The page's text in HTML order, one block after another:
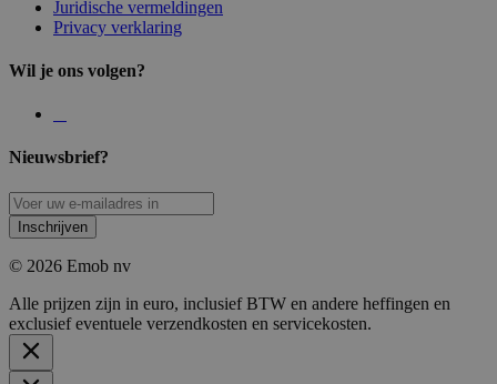
Juridische vermeldingen
Privacy verklaring
Wil je ons volgen?
Nieuwsbrief?
Inschrijven
© 2026 Emob nv
Alle prijzen zijn in euro, inclusief BTW en andere heffingen en
exclusief eventuele verzendkosten en servicekosten.